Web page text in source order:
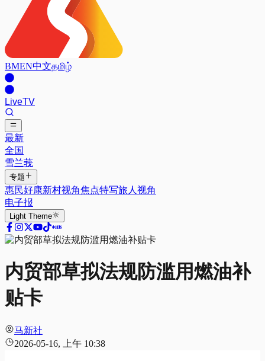
BMEN中文தமிழ்
LiveTV
最新
全国
雪兰莪
专题
惠民好康新村视角焦点特写旅人视角
电子报
Light Theme
内贸部草拟法规防滥用燃油补
贴卡
马新社
2026-05-16, 上午 10:38